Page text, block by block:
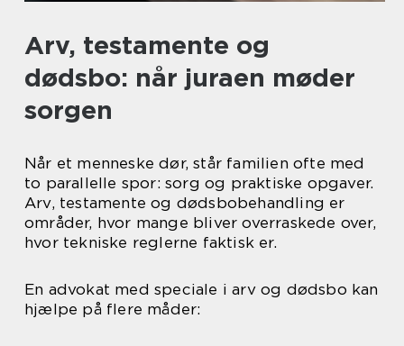
Arv, testamente og
dødsbo: når juraen møder
sorgen
Når et menneske dør, står familien ofte med
to parallelle spor: sorg og praktiske opgaver.
Arv, testamente og dødsbobehandling er
områder, hvor mange bliver overraskede over,
hvor tekniske reglerne faktisk er.
En advokat med speciale i arv og dødsbo kan
hjælpe på flere måder: